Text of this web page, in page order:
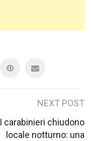
NEXT POST
I carabinieri chiudono
locale notturno: una